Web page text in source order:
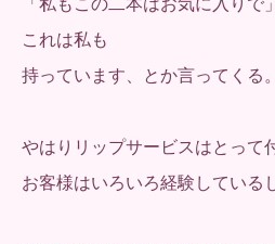
これは私も
持っています、とか言ってくる。
やはりリップサービスはとって
お客様はいろいろ経験している